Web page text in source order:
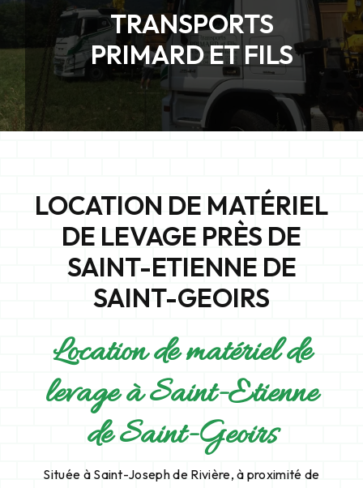
TRANSPORTS
PRIMARD ET FILS
LOCATION DE MATÉRIEL
DE LEVAGE PRÈS DE
SAINT-ETIENNE DE
SAINT-GEOIRS
Location de matériel de
levage à Saint-Etienne
de Saint-Geoirs
Située à Saint-Joseph de Rivière, à proximité de